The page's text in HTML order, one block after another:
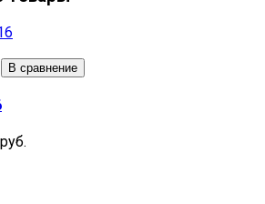
В сравнение